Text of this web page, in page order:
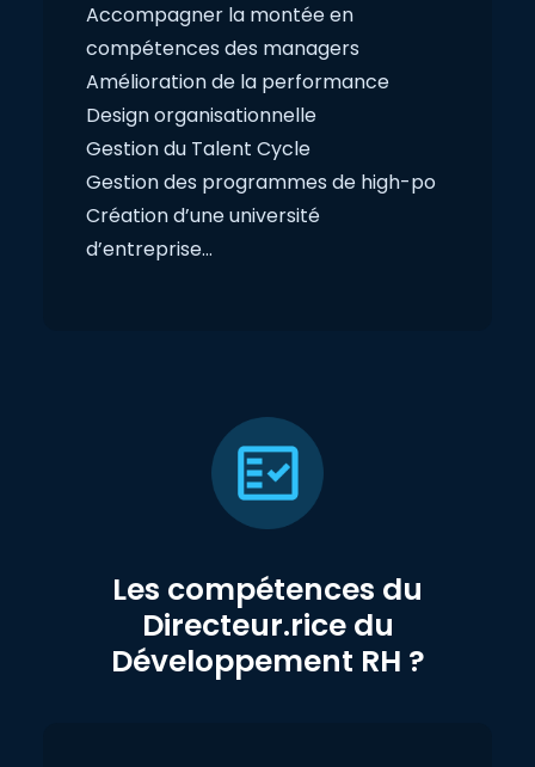
Accompagner la montée en
compétences des managers
Amélioration de la performance
Design organisationnelle
Gestion du Talent Cycle
Gestion des programmes de high-po
Création d’une université
d’entreprise…
Les compétences du
Directeur.rice du
Développement RH ?